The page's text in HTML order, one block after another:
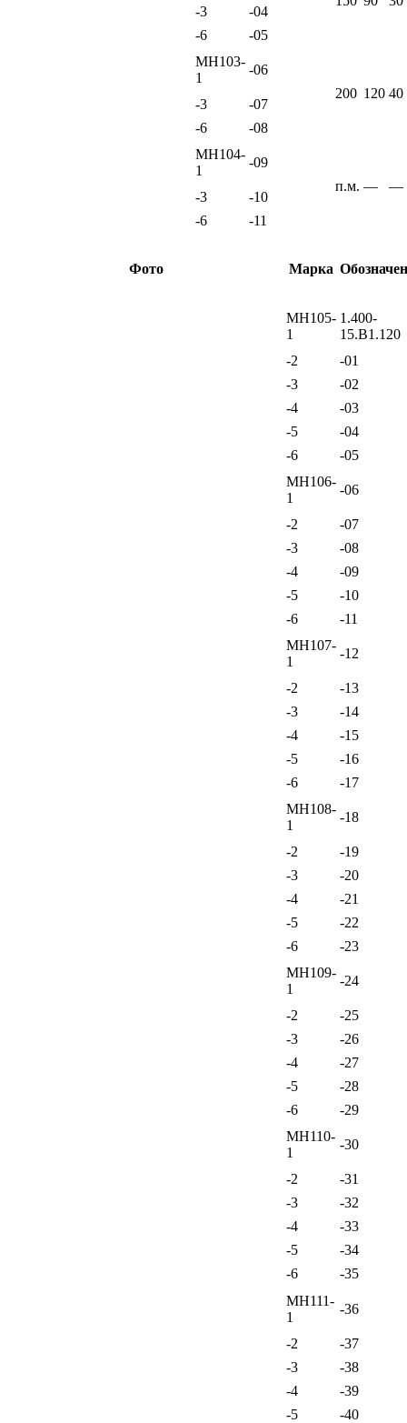
-3
-04
-6
-05
МН103-
1
-06
200 120 40
-3
-07
-6
-08
МН104-
1
-09
п.м. — —
-3
-10
-6
-11
Фото Марка
МН105-
1
1.400-
15.В1.120
-2
-01
-3
-02
-4
-03
-5
-04
-6
-05
МН106-
1
-06
-2
-07
-3
-08
-4
-09
-5
-10
-6
-11
МН107-
1
-12
-2
-13
-3
-14
-4
-15
-5
-16
-6
-17
МН108-
1
-18
-2
-19
-3
-20
-4
-21
-5
-22
-6
-23
МН109-
1
-24
-2
-25
-3
-26
-4
-27
-5
-28
-6
-29
МН110-
1
-30
-2
-31
-3
-32
-4
-33
-5
-34
-6
-35
МН111-
1
-36
-2
-37
-3
-38
-4
-39
-5
-40